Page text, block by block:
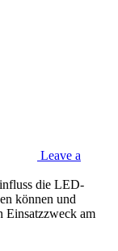
Leave a
die LED-
können und
Einsatzzweck am